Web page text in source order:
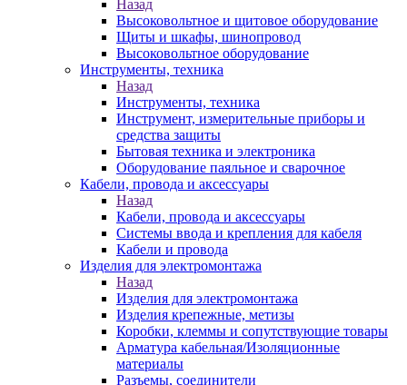
Назад
Высоковольтное и щитовое оборудование
Щиты и шкафы, шинопровод
Высоковольтное оборудование
Инструменты, техника
Назад
Инструменты, техника
Инструмент, измерительные приборы и
средства защиты
Бытовая техника и электроника
Оборудование паяльное и сварочное
Кабели, провода и аксессуары
Назад
Кабели, провода и аксессуары
Системы ввода и крепления для кабеля
Кабели и провода
Изделия для электромонтажа
Назад
Изделия для электромонтажа
Изделия крепежные, метизы
Коробки, клеммы и сопутствующие товары
Арматура кабельная/Изоляционные
материалы
Разъемы, соединители